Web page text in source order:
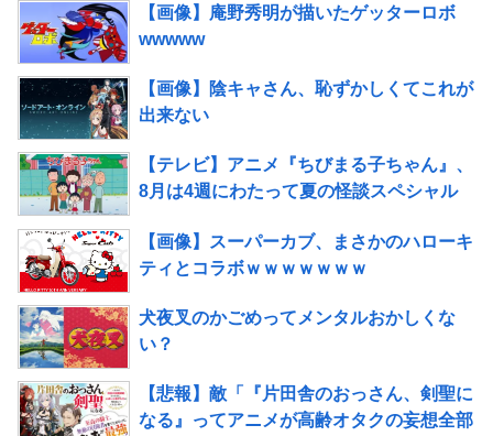
【画像】庵野秀明が描いたゲッターロボ
wwwww
【画像】陰キャさん、恥ずかしくてこれが
出来ない
【テレビ】アニメ『ちびまる子ちゃん』、
8月は4週にわたって夏の怪談スペシャル
【画像】スーパーカブ、まさかのハローキ
ティとコラボｗｗｗｗｗｗｗ
犬夜叉のかごめってメンタルおかしくな
い？
【悲報】敵「『片田舎のおっさん、剣聖に
なる』ってアニメが高齢オタクの妄想全部